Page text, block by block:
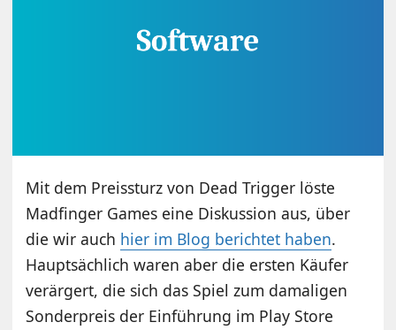
Mit dem Preissturz von Dead Trigger löste
Madfinger Games eine Diskussion aus, über
die wir auch hier im Blog berichtet haben.
Hauptsächlich waren aber die ersten Käufer
verärgert, die sich das Spiel zum damaligen
Sonderpreis der Einführung im Play Store